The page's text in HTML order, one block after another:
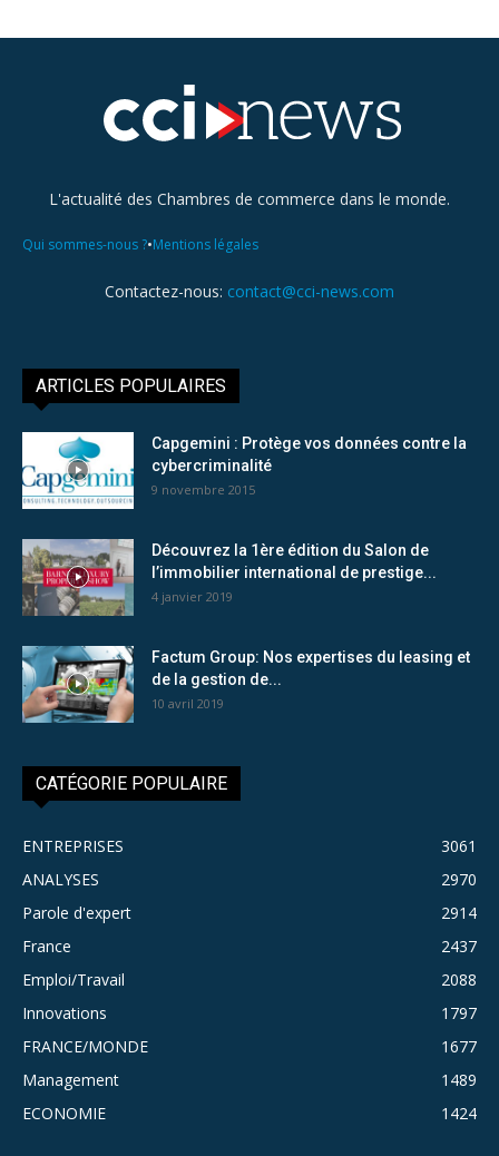
L'actualité des Chambres de commerce dans le monde.
Qui sommes-nous ?•Mentions légales
Contactez-nous: contact@cci-news.com
ARTICLES POPULAIRES
Capgemini : Protège vos données contre la
cybercriminalité
9 novembre 2015
Découvrez la 1ère édition du Salon de
l’immobilier international de prestige...
4 janvier 2019
Factum Group: Nos expertises du leasing et
de la gestion de...
10 avril 2019
CATÉGORIE POPULAIRE
ENTREPRISES
3061
ANALYSES
2970
Parole d'expert
2914
France
2437
Emploi/Travail
2088
Innovations
1797
FRANCE/MONDE
1677
Management
1489
ECONOMIE
1424